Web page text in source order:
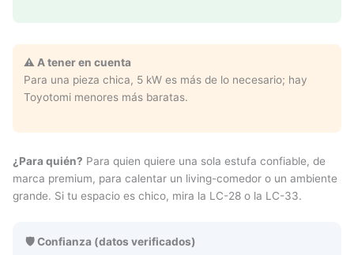
⚠️ A tener en cuenta
Para una pieza chica, 5 kW es más de lo necesario; hay
Toyotomi menores más baratas.
¿Para quién? Para quien quiere una sola estufa confiable, de
marca premium, para calentar un living-comedor o un ambiente
grande. Si tu espacio es chico, mira la LC-28 o la LC-33.
🛡️ Confianza (datos verificados)